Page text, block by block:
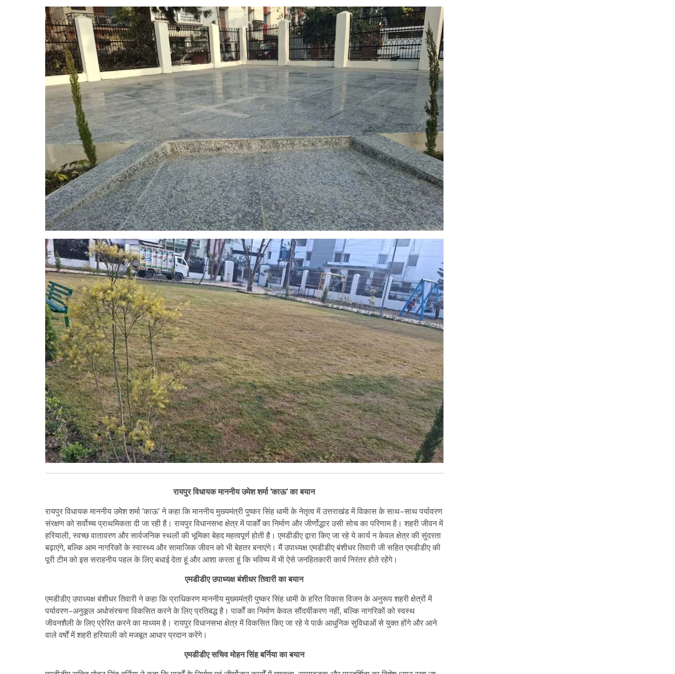
रायपुर विधायक माननीय उमेश शर्मा ‘काऊ’ का बयान
रायपुर विधायक माननीय उमेश शर्मा ‘काऊ’ ने कहा कि माननीय मुख्यमंत्री पुष्कर सिंह धामी के नेतृत्व में उत्तराखंड में विकास के साथ–साथ पर्यावरण
संरक्षण को सर्वोच्च प्राथमिकता दी जा रही है। रायपुर विधानसभा क्षेत्र में पार्कों का निर्माण और जीर्णोद्धार उसी सोच का परिणाम है। शहरी जीवन में
हरियाली, स्वच्छ वातावरण और सार्वजनिक स्थलों की भूमिका बेहद महत्वपूर्ण होती है। एमडीडीए द्वारा किए जा रहे ये कार्य न केवल क्षेत्र की सुंदरता
बढ़ाएंगे, बल्कि आम नागरिकों के स्वास्थ्य और सामाजिक जीवन को भी बेहतर बनाएंगे। मैं उपाध्यक्ष एमडीडीए बंशीधर तिवारी जी सहित एमडीडीए की
पूरी टीम को इस सराहनीय पहल के लिए बधाई देता हूं और आशा करता हूं कि भविष्य में भी ऐसे जनहितकारी कार्य निरंतर होते रहेंगे।
एमडीडीए उपाध्यक्ष बंशीधर तिवारी का बयान
एमडीडीए उपाध्यक्ष बंशीधर तिवारी ने कहा कि प्राधिकरण माननीय मुख्यमंत्री पुष्कर सिंह धामी के हरित विकास विजन के अनुरूप शहरी क्षेत्रों में
पर्यावरण–अनुकूल अधोसंरचना विकसित करने के लिए प्रतिबद्ध है। पार्कों का निर्माण केवल सौंदर्यीकरण नहीं, बल्कि नागरिकों को स्वस्थ
जीवनशैली के लिए प्रेरित करने का माध्यम है। रायपुर विधानसभा क्षेत्र में विकसित किए जा रहे ये पार्क आधुनिक सुविधाओं से युक्त होंगे और आने
वाले वर्षों में शहरी हरियाली को मजबूत आधार प्रदान करेंगे।
एमडीडीए सचिव मोहन सिंह बर्निया का बयान